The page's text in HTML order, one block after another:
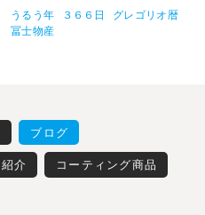
うるう年 ３６６日
グレゴリオ暦
冨士物産
ブログ
介 コーティング商品